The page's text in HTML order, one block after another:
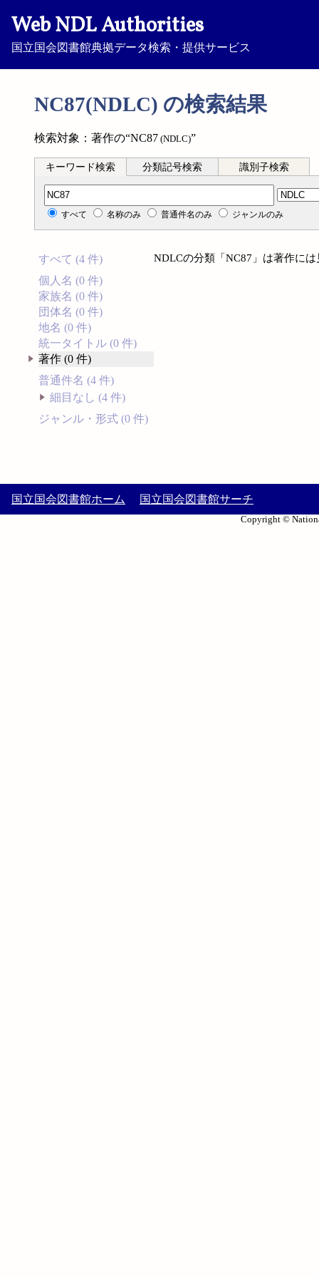
Web NDL Authorities
国立国会図書館典拠データ検索・提供サービス
NC87(NDLC) の検索結果
検索対象：著作の“NC87 (NDLC)”
キーワード検索 分類記号検索 識別子検索
分類記号検索
すべて 名称のみ 普通件名のみ ジャンルのみ
すべて (4 件)
個人名 (0 件)
家族名 (0 件)
団体名 (0 件)
地名 (0 件)
統一タイトル (0 件)
著作 (0 件)
普通件名 (4 件)
細目なし (4 件)
ジャンル・形式 (0 件)
NDLCの分類「NC87」は著作に
国立国会図書館ホーム 国立国会図書館サーチ
Copyright ©